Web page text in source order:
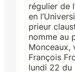
régulier de
en
prieur
nomme au
Monceaux,
François
lundi 22 du